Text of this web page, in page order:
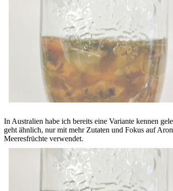
In Australien habe ich bereits eine Variante kennen
geht ähnlich, nur mit mehr Zutaten und Fokus auf
Meeresfrüchte verwendet.